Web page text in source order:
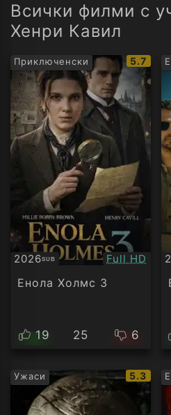
Всички филми с
Хенри Кавил
Приключенски
IMDb
5.7
2026SUB
Субтитри Качество:
Full HD
Енола Холмс 3
19 25 6
Ужаси
IMDb
5.3